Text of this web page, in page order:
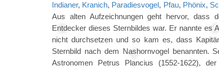
Indianer, Kranich, Paradiesvogel, Pfau, Phönix,
Aus alten Aufzeichnungen geht hervor, dass
Entdecker dieses Sternbildes war. Er nannte es
nicht durchsetzen und so kam es, dass
Sternbild nach dem Nashornvogel benannten.
Astronomen Petrus Plancius (1552-1622),